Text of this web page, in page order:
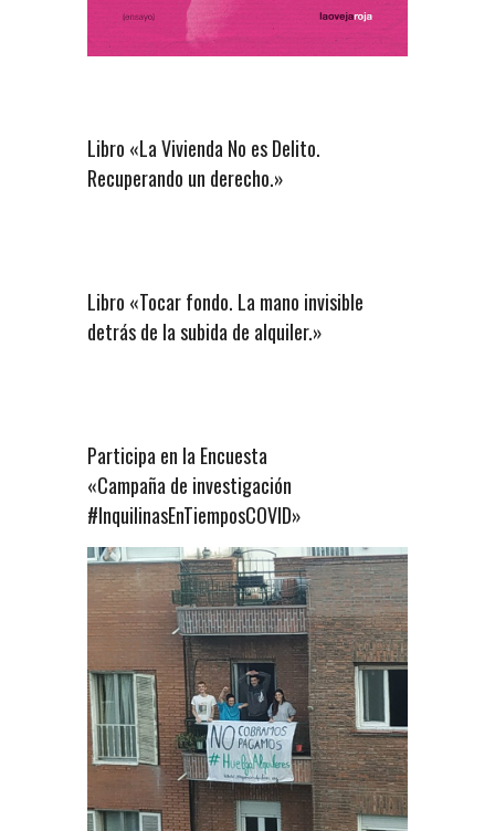
Libro «La Vivienda No es Delito.
Recuperando un derecho.»
Libro «Tocar fondo. La mano invisible
detrás de la subida de alquiler.»
Participa en la Encuesta
«Campaña de investigación
#InquilinasEnTiemposCOVID»